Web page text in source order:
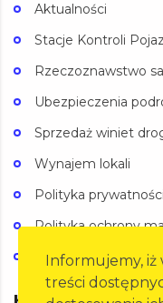
Aktualności
Stacje Kontroli
Rzeczoznawstwo
Ubezpieczenia
Sprzedaż winiet
Wynajem lokali
Polityka prywatności
Polityka ochrony
Polityka ochrony
Informujemy, iż
treści